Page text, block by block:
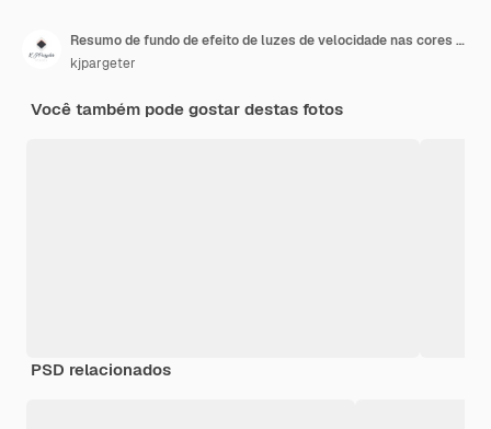
Resumo de fundo de efeito de luzes de velocidade nas cores pretos e vermelhos
kjpargeter
Você também pode gostar destas fotos
PSD relacionados